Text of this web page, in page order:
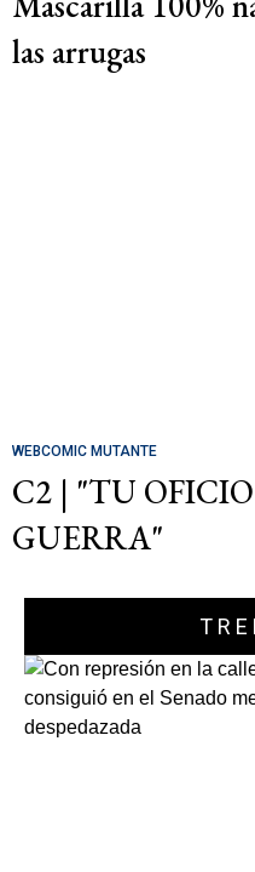
las arrugas
WEBCOMIC MUTANTE
C2 | "TU
GUERRA"